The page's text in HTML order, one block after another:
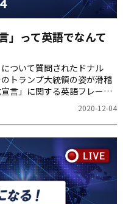
」って英語でなんて
ついて質問されたドナル
トランプ大統領の姿が滑稽
言」に関する英語フレーズ
2020-12-04